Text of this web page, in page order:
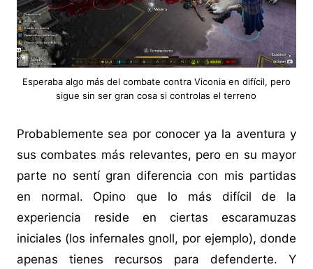
Esperaba algo más del combate contra Viconia en difícil, pero
sigue sin ser gran cosa si controlas el terreno
Probablemente sea por conocer ya la aventura y
sus combates más relevantes, pero en su mayor
parte no sentí gran diferencia con mis partidas
en normal. Opino que lo más difícil de la
experiencia reside en ciertas escaramuzas
iniciales (los infernales gnoll, por ejemplo), donde
apenas tienes recursos para defenderte. Y